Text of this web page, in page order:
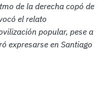
de la derecha copó de
el relato
popular, pese a
expresarse en Santiago